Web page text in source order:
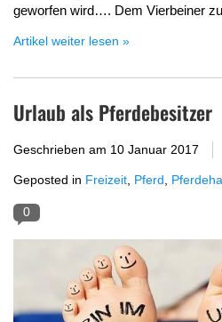
geworfen wird…. Dem Vierbeiner
Artikel weiter lesen »
Urlaub als Pferdebesitzer
Geschrieben am 10 Januar 2017
Geposted in Freizeit, Pferd ,
0